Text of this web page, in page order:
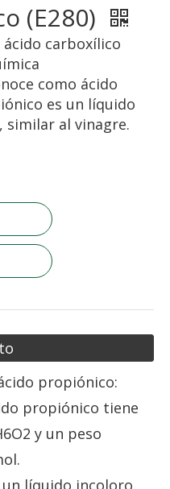
(E280)
carboxílico
como ácido
es un líquido
similar al vinagre.
propiónico:
propiónico tiene
y un peso